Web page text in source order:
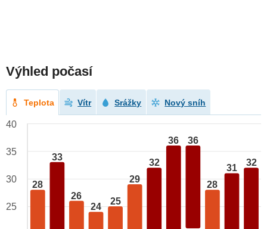
Výhled počasí
Teplota Vítr Srážky Nový sníh
28
33
26
24
25
29
32
36 36
28
31
32
40
35
30
25